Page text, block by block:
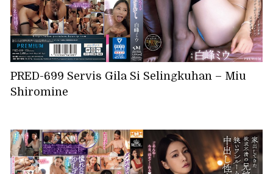
PRED-699 Servis Gila Si Selingkuhan – Miu
Shiromine